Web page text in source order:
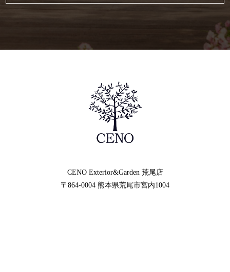
CENO Exterior&Garden 荒尾店
〒864-0004 熊本県荒尾市宮内1004